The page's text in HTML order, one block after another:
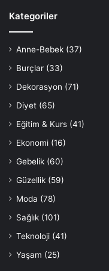
Kategoriler
Anne-Bebek (37)
Burçlar (33)
Dekorasyon (71)
Diyet (65)
Eğitim & Kurs (41)
Ekonomi (16)
Gebelik (60)
Güzellik (59)
Moda (78)
Sağlık (101)
Teknoloji (41)
Yaşam (25)